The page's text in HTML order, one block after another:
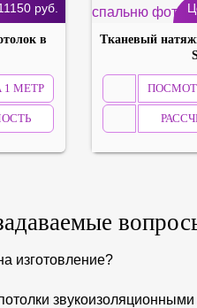
руб.
в
1 МЕТР
Тканевый
изготовление?